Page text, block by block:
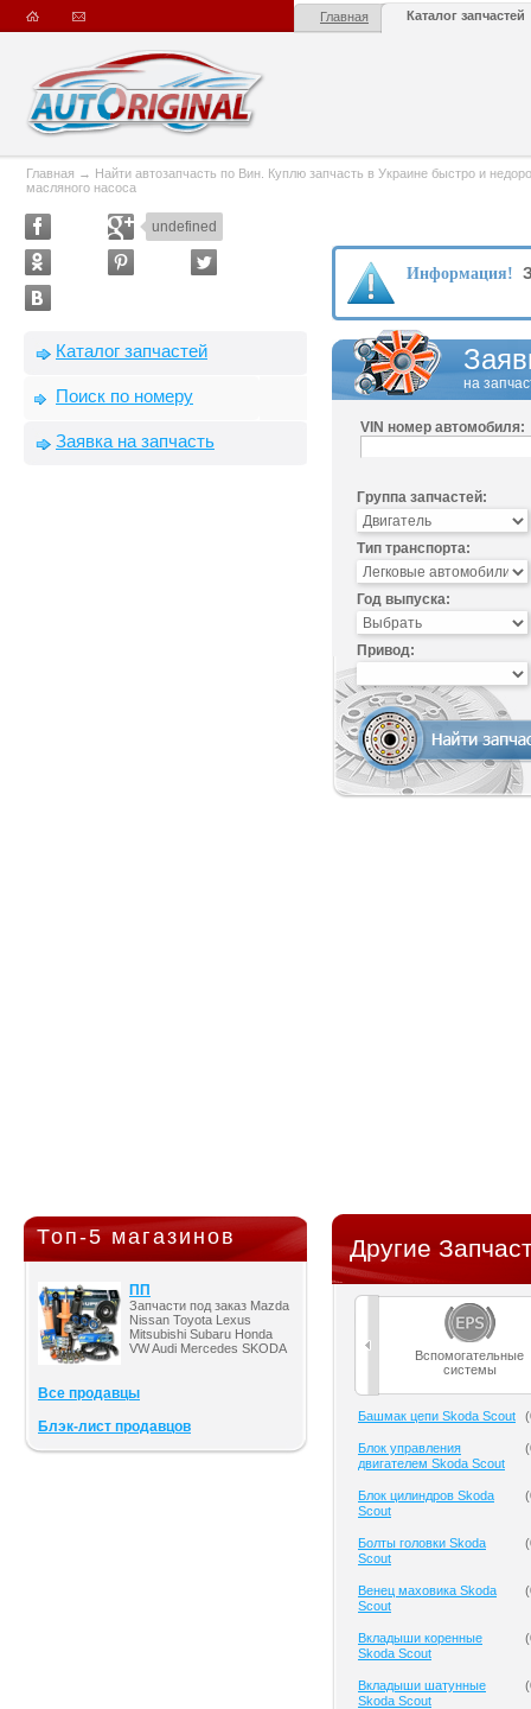
Главная Каталог запчастей
Главная → Найти автозапчасть по Вин. Куплю запчасть в Украине быстро и
масляного насоса
undefined
Каталог запчастей
Поиск по номеру
Заявка на запчасть
Топ-5 магазинов
ПП
Запчасти под заказ Mazda
Nissan Toyota Lexus
Mitsubishi Subaru Honda
VW Audi Mercedes SKODA
Все продавцы
Блэк-лист продавцов
Информация!
на
VIN номер автомобиля:
Группа запчастей:
Тип транспорта:
Год выпуска:
Привод:
Другие
Вспомогательные
системы
Башмак цепи Skoda Scout (
Блок управления
двигателем Skoda Scout
(
Блок цилиндров Skoda
Scout
(
Болты головки Skoda
Scout
(
Венец маховика Skoda
Scout
(
Вкладыши коренные
Skoda Scout
(
Вкладыши шатунные
Skoda Scout
(